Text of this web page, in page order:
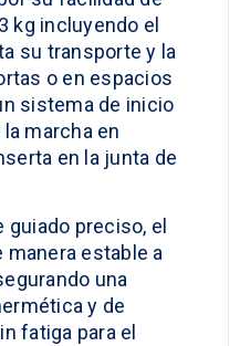
kg incluyendo el
su transporte y la
o en espacios
sistema de inicio
marcha en
en la junta de
guiado preciso, el
manera estable a
una
y de
fatiga para el